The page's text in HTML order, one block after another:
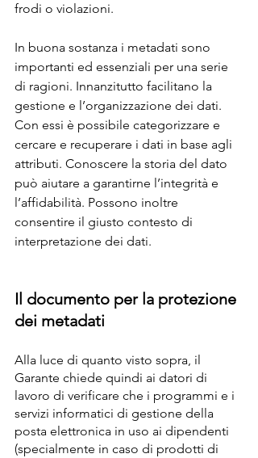
frodi o violazioni.
In buona sostanza i metadati sono
importanti ed essenziali per una serie
di ragioni. Innanzitutto facilitano la
gestione e l’organizzazione dei dati.
Con essi è possibile categorizzare e
cercare e recuperare i dati in base agli
attributi. Conoscere la storia del dato
può aiutare a garantirne l’integrità e
l’affidabilità. Possono inoltre
consentire il giusto contesto di
interpretazione dei dati.
Il documento per la protezione
dei metadati
Alla luce di quanto visto sopra, il
Garante chiede quindi ai datori di
lavoro di verificare che i programmi e i
servizi informatici di gestione della
posta elettronica in uso ai dipendenti
(specialmente in caso di prodotti di